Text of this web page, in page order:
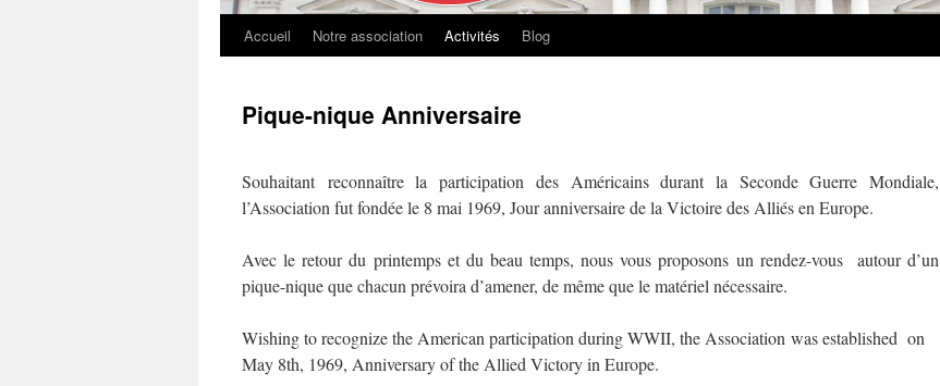
Accueil Notre association Activités Blog
Pique-nique Anniversaire
Souhaitant reconnaître la participation des Américains durant la Seconde Guerre Mondiale,
l’Association fut fondée le 8 mai 1969, Jour anniversaire de la Victoire des Alliés en Europe.
Avec le retour du printemps et du beau temps, nous vous proposons un rendez-vous
autour d’un
pique-nique que chacun prévoira d’amener, de même que le matériel nécessaire.
Wishing to recognize the American participation during WWII, the Association was established on
May 8th, 1969, Anniversary of the Allied Victory in Europe.